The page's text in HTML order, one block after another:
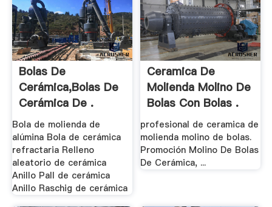
Bolas De
Cerámica,Bolas De
Cerámica De .
Bola de molienda de
alúmina Bola de cerámica
refractaria Relleno
aleatorio de cerámica
Anillo Pall de cerámica
Anillo Raschig de cerámica
Ceramica De
Molienda Molino De
Bolas Con Bolas .
profesional de ceramica de
molienda molino de bolas.
Promoción Molino De Bolas
De Cerámica, ...